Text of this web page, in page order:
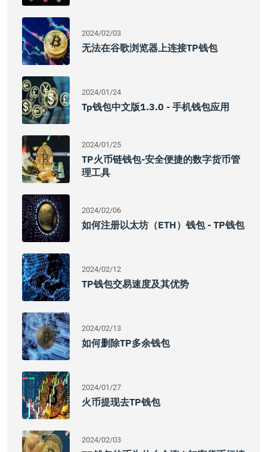
2024/02/03
无法在谷歌浏览器上连接TP钱包
2024/01/24
Tp钱包中文版1.3.0 - 手机钱包应用
2024/01/25
TP火币链钱包-安全便捷的数字货币管
理工具
2024/02/06
如何注册以太坊（ETH）钱包 - TP钱包
2024/02/12
TP钱包交易速度及其优势
2024/02/13
如何删除TP多余钱包
2024/01/27
火币提现去TP钱包
2024/02/03